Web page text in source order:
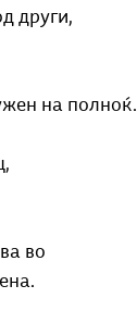
други,
на полноќ.
во